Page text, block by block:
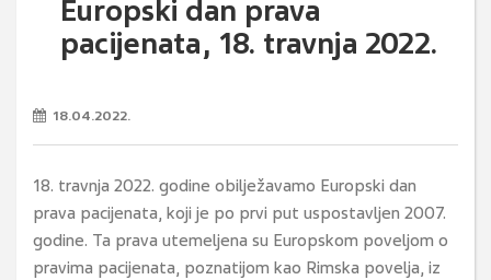
Europski dan prava
pacijenata, 18. travnja 2022.
18.04.2022.
18. travnja 2022. godine obilježavamo Europski dan
prava pacijenata, koji je po prvi put uspostavljen 2007.
godine. Ta prava utemeljena su Europskom poveljom o
pravima pacijenata, poznatijom kao Rimska povelja, iz